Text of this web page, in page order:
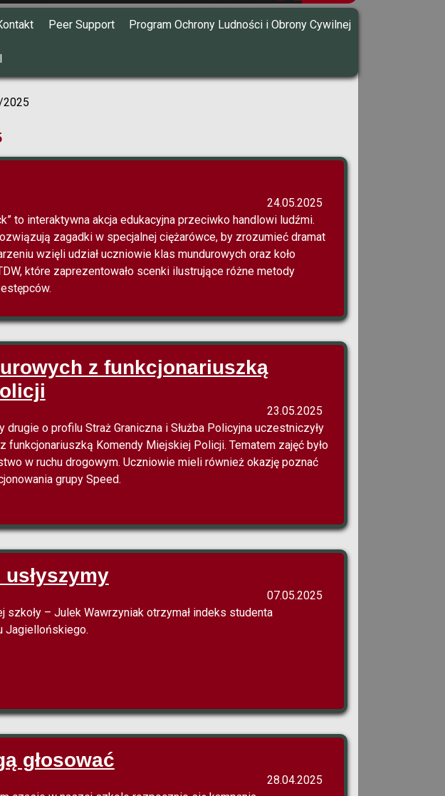
Peer Support Program Ochrony Ludności i Obrony Cywilnej
2025
24.05.2025
to interaktywna akcja edukacyjna przeciwko handlowi ludźmi.
zagadki w specjalnej ciężarówce, by zrozumieć dramat
wzięli udział uczniowie klas mundurowych oraz koło
które zaprezentowało scenki ilustrujące różne metody
z funkcjonariuszką
23.05.2025
drugie o profilu Straż Graniczna i Służba Policyjna uczestniczyły
funkcjonariuszką Komendy Miejskiej Policji. Tematem zajęć było
w ruchu drogowym. Uczniowie mieli również okazję poznać
grupy Speed.
07.05.2025
szkoły – Julek Wawrzyniak otrzymał indeks studenta
Jagiellońskiego.
głosować
28.04.2025